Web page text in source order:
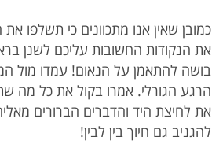
כמובן שאין אנו מתכוונים כי תשלפו
את הנקודות החשובות עליכם לשנן
בושה להתאמן על הנאום! עמדו מול
הרגע הגורלי. אמרו בקול את כל מה
את לחיצת היד והדברים הברורים
להגניב גם חיוך בין לבין!